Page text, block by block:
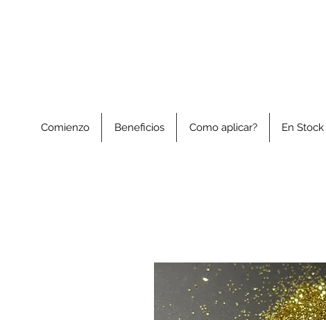
Comienzo Beneficios Como aplicar? En Stock